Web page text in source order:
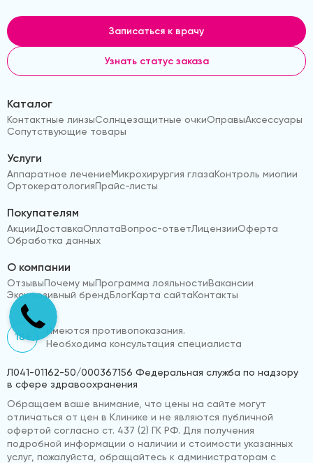
Записаться к врачу
Узнать статус заказа
Каталог
Контактные линзыСолнцезащитные очкиОправыАксессуары
Сопутствующие товары
Услуги
Аппаратное лечениеМикрохирургия глазаКонтроль миопии
ОртокератологияПрайс-листы
Покупателям
АкцииДоставкаОплатаВопрос-ответЛицензииОферта
Обработка данных
О компании
ОтзывыПочему мыПрограмма лояльностиВакансии
Эксклюзивный брендБлогКарта сайтаКонтакты
18+
Имеются противопоказания.
Необходима консультация специалиста
Л041-01162-50/000367156 Федеральная служба по надзору
в сфере здравоохранения
Обращаем ваше внимание, что цены на сайте могут
отличаться от цен в Клинике и не являются публичной
офертой согласно ст. 437 (2) ГК РФ. Для получения
подробной информации о наличии и стоимости указанных
услуг, пожалуйста, обращайтесь к администраторам с